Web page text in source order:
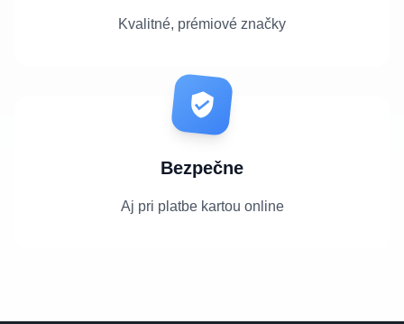
Kvalitné, prémiové značky
Bezpečne
Aj pri platbe kartou online